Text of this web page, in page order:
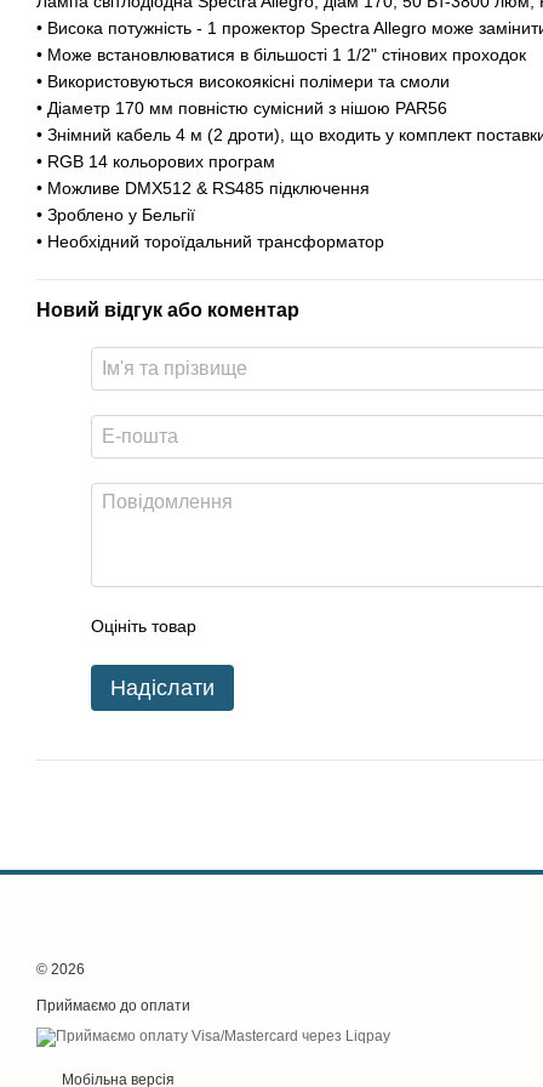
• Висока потужність - 1 прожектор Spectra Allegro може
• Може встановлюватися в більшості 1 1/2" стінових проходок
• Використовуються високоякісні полімери та смоли
• Діаметр 170 мм повністю сумісний з нішою PAR56
• Знімний кабель 4 м (2 дроти), що входить у комплект
• RGB 14 кольорових програм
• Можливе DMX512 & RS485 підключення
• Зроблено у Бельгії
• Необхідний тороїдальний трансформатор
Новий відгук або коментар
Оцініть товар
Надіслати
© 2026
Приймаємо до оплати
Мобільна версія